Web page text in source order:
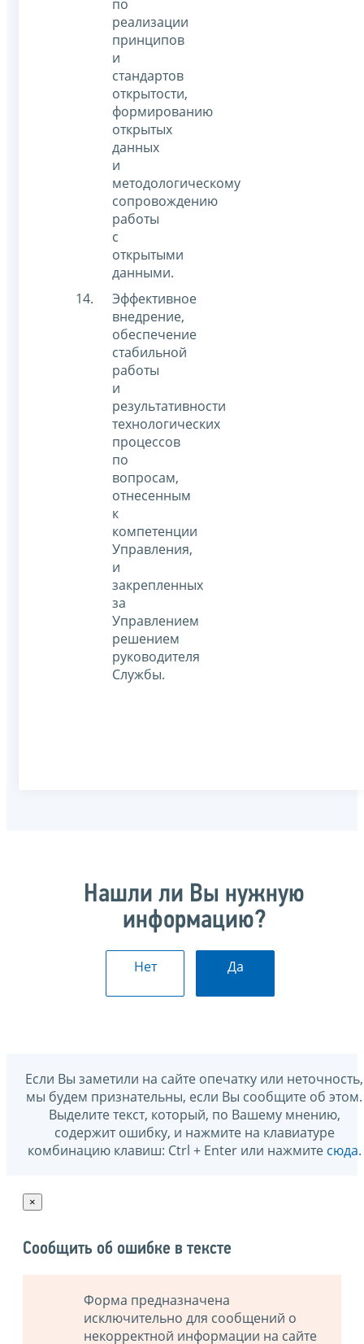
по
реализации
принципов
и
стандартов
открытости,
формированию
открытых
данных
и
методологическому
сопровождению
работы
с
открытыми
данными.
Эффективное
внедрение,
обеспечение
стабильной
работы
и
результативности
технологических
процессов
по
вопросам,
отнесенным
к
компетенции
Управления,
и
закрепленных
за
Управлением
решением
руководителя
Службы.
Нашли ли Вы нужную
информацию?
Нет Да
Если Вы заметили на сайте опечатку или неточность,
мы будем признательны, если Вы сообщите об этом.
Выделите текст, который, по Вашему мнению,
содержит ошибку, и нажмите на клавиатуре
комбинацию клавиш: Ctrl + Enter или нажмите сюда.
×
Сообщить об ошибке в тексте
Форма предназначена
исключительно для сообщений о
некорректной информации на сайте